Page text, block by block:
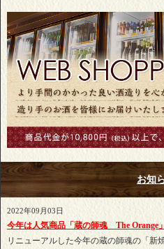
お知
2022年09月03日
今年は人気商品「蔵の師魂 The Orange
リニューアルした今年の蔵の師魂の「新